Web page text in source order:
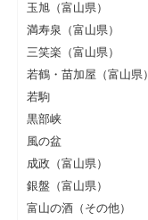
玉旭（富山県）
満寿泉（富山県）
三笑楽（富山県）
若鶴・苗加屋（富山県）
若駒
黒部峡
風の盆
成政（富山県）
銀盤（富山県）
富山の酒（その他）